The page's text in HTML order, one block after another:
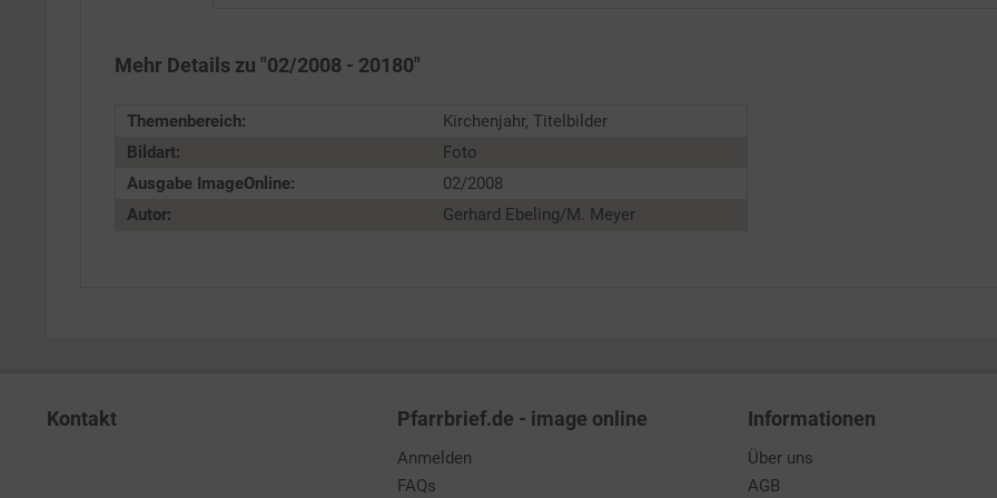
Mehr Details zu "02/2008 - 20180"
Themenbereich:
Kirchenjahr, Titelbilder
Bildart:
Foto
Ausgabe ImageOnline:
02/2008
Autor:
Gerhard Ebeling/M. Meyer
Kontakt Pfarrbrief.de - image online
Anmelden
FAQs
Informationen
Über uns
AGB
Service